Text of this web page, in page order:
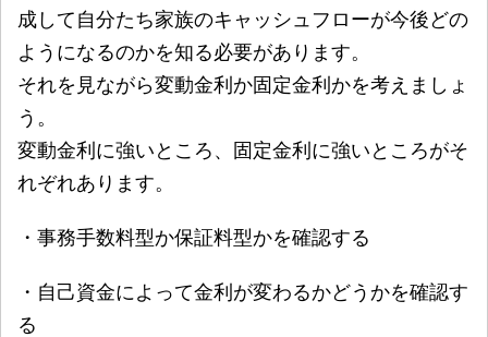
成して自分たち家族のキャッシュフローが今後どの
ようになるのかを知る必要があります。
それを見ながら変動金利か固定金利かを考えましょ
う。
変動金利に強いところ、固定金利に強いところがそ
れぞれあります。
・事務手数料型か保証料型かを確認する
・自己資金によって金利が変わるかどうかを確認す
る